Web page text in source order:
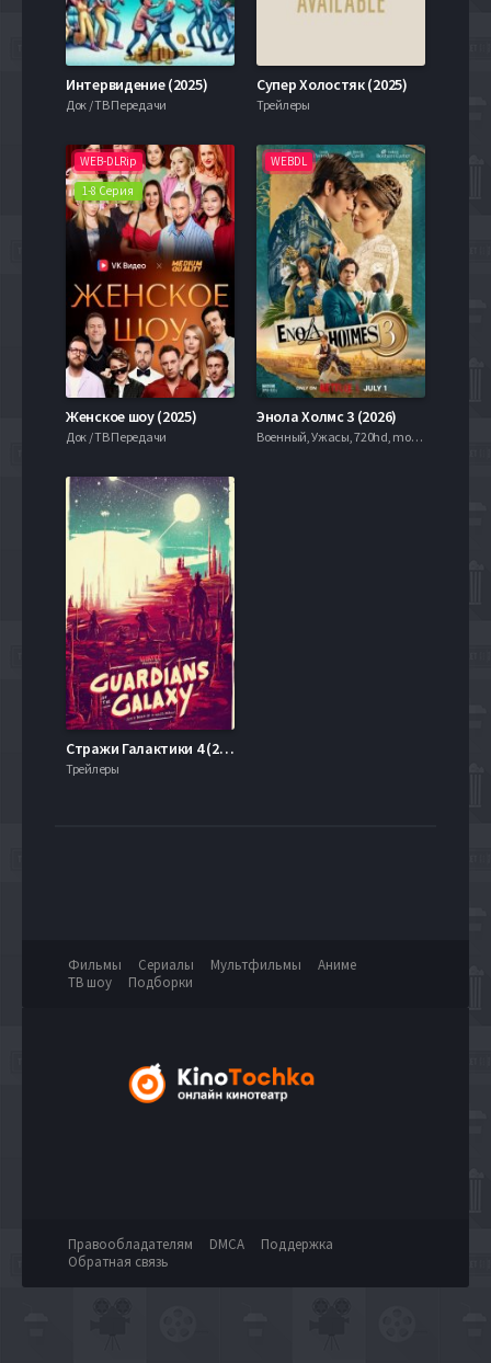
Интервидение (2025)
Док / ТВ Передачи
Супер Холостяк (2025)
Трейлеры
WEB-DLRip
1-8 Серия
Женское шоу (2025)
Док / ТВ Передачи
WEBDL
Энола Холмс 3 (2026)
Военный, Ужасы, 720hd, mobilen,
Стражи Галактики 4 (2025)
Трейлеры
Фильмы Сериалы Мультфильмы
Аниме
ТВ шоу
Подборки
Правообладателям DMCA
Поддержка
Обратная связь